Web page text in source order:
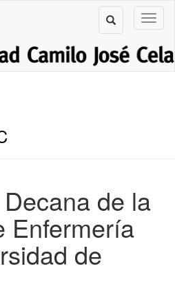
de la
Enfermería
de